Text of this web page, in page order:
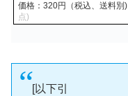
価格：320円（税込、送料別)
点)
[以下引